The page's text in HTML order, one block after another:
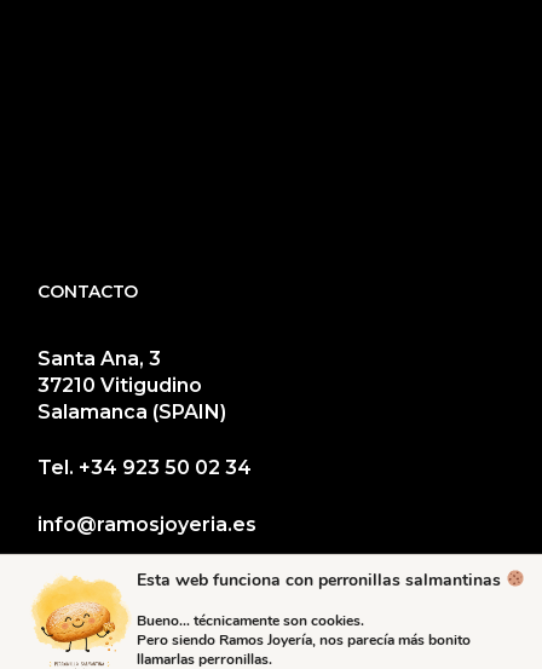
CONTACTO
Santa Ana, 3
37210 Vitigudino
Salamanca (SPAIN)
Tel. +34 923 50 02 34
info@ramosjoyeria.es
Esta web funciona con perronillas salmantinas
Bueno… técnicamente son cookies.
Pero siendo Ramos Joyería, nos parecía más bonito
llamarlas perronillas.